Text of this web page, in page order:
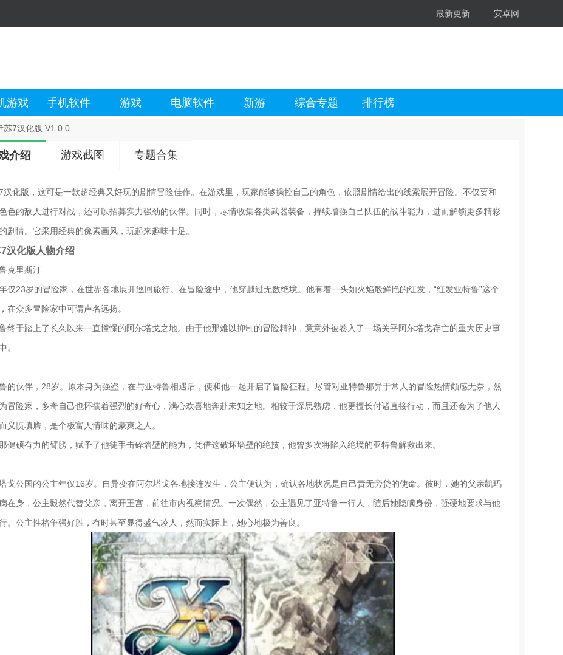
最新更新 安卓网
游戏 手机软件 游戏 电脑软件 新游 综合专题 排行榜
苏7汉化版 V1.0.0
介绍 游戏截图 专题合集
汉化版，这可是一款超经典又好玩的剧情冒险佳作。在游戏里，玩家能够操控自己的角色，依照剧情给出的线索展开冒险。不仅要和
色的敌人进行对战，还可以招募实力强劲的伙伴。同时，尽情收集各类武器装备，持续增强自己队伍的战斗能力，进而解锁更多精彩
剧情。它采用经典的像素画风，玩起来趣味十足。
汉化版人物介绍
克里斯汀
仅23岁的冒险家，在世界各地展开巡回旅行。在冒险途中，他穿越过无数绝境。他有着一头如火焰般鲜艳的红发，“红发亚特鲁”这个
在众多冒险家中可谓声名远扬。
终于踏上了长久以来一直憧憬的阿尔塔戈之地。由于他那难以抑制的冒险精神，竟意外被卷入了一场关乎阿尔塔戈存亡的重大历史事
。
的伙伴，28岁。原本身为强盗，在与亚特鲁相遇后，便和他一起开启了冒险征程。尽管对亚特鲁那异于常人的冒险热情颇感无奈，然
冒险家，多奇自己也怀揣着强烈的好奇心，满心欢喜地奔赴未知之地。相较于深思熟虑，他更擅长付诸直接行动，而且还会为了他人
义愤填膺，是个极富人情味的豪爽之人。
健硕有力的臂膀，赋予了他徒手击碎墙壁的能力，凭借这破坏墙壁的绝技，他曾多次将陷入绝境的亚特鲁解救出来。
戈公国的公主年仅16岁。自异变在阿尔塔戈各地接连发生，公主便认为，确认各地状况是自己责无旁贷的使命。彼时，她的父亲凯玛
在身，公主毅然代替父亲，离开王宫，前往市内视察情况。一次偶然，公主遇见了亚特鲁一行人，随后她隐瞒身份，强硬地要求与他
。公主性格争强好胜，有时甚至显得盛气凌人，然而实际上，她心地极为善良。